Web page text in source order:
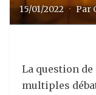
15/01/2022 · Par
La question
multiples